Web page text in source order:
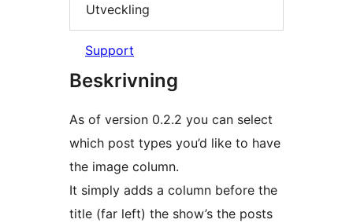
Utveckling
Support
Beskrivning
As of version 0.2.2 you can select
which post types you’d like to have
the image column.
It simply adds a column before the
title (far left) the show’s the posts